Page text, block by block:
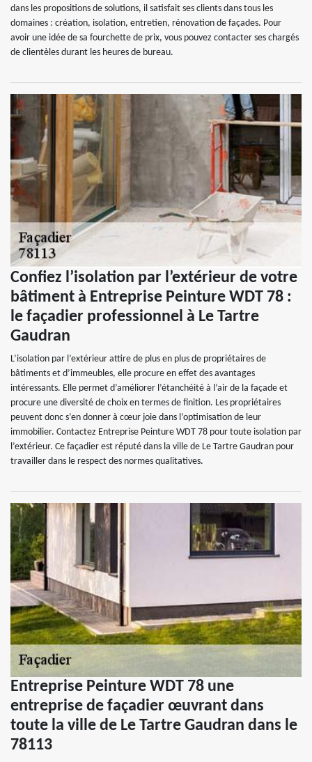
dans les propositions de solutions, il satisfait ses clients dans tous les
domaines : création, isolation, entretien, rénovation de façades. Pour
avoir une idée de sa fourchette de prix, vous pouvez contacter ses chargés
de clientèles durant les heures de bureau.
Confiez l’isolation par l’extérieur de votre
bâtiment à Entreprise Peinture WDT 78 :
le façadier professionnel à Le Tartre
Gaudran
L’isolation par l’extérieur attire de plus en plus de propriétaires de
bâtiments et d’immeubles, elle procure en effet des avantages
intéressants. Elle permet d’améliorer l’étanchéité à l’air de la façade et
procure une diversité de choix en termes de finition. Les propriétaires
peuvent donc s’en donner à cœur joie dans l’optimisation de leur
immobilier. Contactez Entreprise Peinture WDT 78 pour toute isolation par
l’extérieur. Ce façadier est réputé dans la ville de Le Tartre Gaudran pour
travailler dans le respect des normes qualitatives.
Entreprise Peinture WDT 78 une
entreprise de façadier œuvrant dans
toute la ville de Le Tartre Gaudran dans le
78113